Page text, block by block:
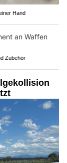
Hand
Zubehör